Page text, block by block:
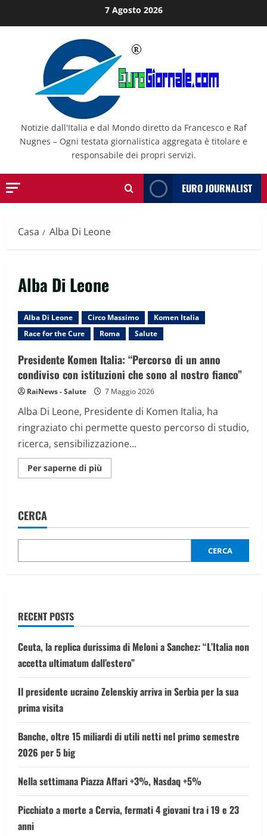
al
7 Agosto 2026
Notizie dall'Italia e dal Mondo diretto da Francesco e Raf
Nugnes – Ogni testata giornalistica aggregata è titolare e
responsabile dei propri servizi.
EURO JOURNALIST
Casa Alba Di Leone
Alba Di Leone
Alba Di Leone Circo Massimo
Komen Italia
Race for the Cure
Roma Salute
Presidente Komen Italia: “Percorso di un anno
condiviso con istituzioni che sono al nostro fianco”
RaiNews - Salute 7 Maggio 2026
Alba Di Leone, Presidente di Komen Italia, ha
ringraziato chi permette questo percorso di studio,
ricerca, sensibilizzazione...
Per saperne di più
informazioni
di
anno
con
CERCA
CERCA
RECENT POSTS
Ceuta, la replica durissima di Meloni a Sanchez: “L’Italia non
accetta ultimatum dall’estero”
Il presidente ucraino Zelenskiy arriva in Serbia per la sua
prima visita
Banche, oltre 15 miliardi di utili netti nel primo semestre
2026 per 5 big
Nella settimana Piazza Affari +3%, Nasdaq +5%
Picchiato a morte a Cervia, fermati 4 giovani tra i 19 e 23
anni